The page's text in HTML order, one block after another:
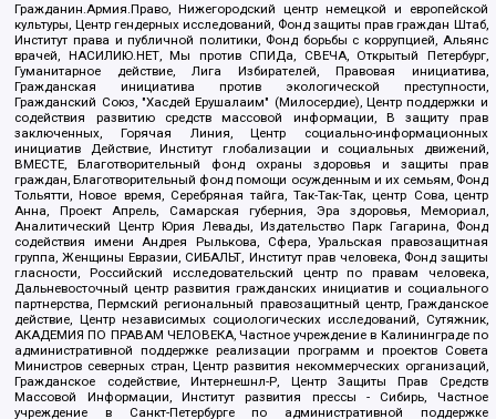
Гражданин.Армия.Право, Нижегородский центр немецкой и европейской
культуры, Центр гендерных исследований, Фонд защиты прав граждан Штаб,
Институт права и публичной политики, Фонд борьбы с коррупцией, Альянс
врачей, НАСИЛИЮ.НЕТ, Мы против СПИДа, СВЕЧА, Открытый Петербург,
Гуманитарное действие, Лига Избирателей, Правовая инициатива,
Гражданская инициатива против экологической преступности,
Гражданский Союз, "Хасдей Ерушалаим" (Милосердие), Центр поддержки и
содействия развитию средств массовой информации, В защиту прав
заключенных, Горячая Линия, Центр социально-информационных
инициатив Действие, Институт глобализации и социальных движений,
ВМЕСТЕ, Благотворительный фонд охраны здоровья и защиты прав
граждан, Благотворительный фонд помощи осужденным и их семьям, Фонд
Тольятти, Новое время, Серебряная тайга, Так-Так-Так, центр Сова, центр
Анна, Проект Апрель, Самарская губерния, Эра здоровья, Мемориал,
Аналитический Центр Юрия Левады, Издательство Парк Гагарина, Фонд
содействия имени Андрея Рылькова, Сфера, Уральская правозащитная
группа, Женщины Евразии, СИБАЛЬТ, Институт прав человека, Фонд защиты
гласности, Российский исследовательский центр по правам человека,
Дальневосточный центр развития гражданских инициатив и социального
партнерства, Пермский региональный правозащитный центр, Гражданское
действие, Центр независимых социологических исследований, Сутяжник,
АКАДЕМИЯ ПО ПРАВАМ ЧЕЛОВЕКА, Частное учреждение в Калининграде по
административной поддержке реализации программ и проектов Совета
Министров северных стран, Центр развития некоммерческих организаций,
Гражданское содействие, Интернешнл-Р, Центр Защиты Прав Средств
Массовой Информации, Институт развития прессы - Сибирь, Частное
учреждение в Санкт-Петербурге по административной поддержке